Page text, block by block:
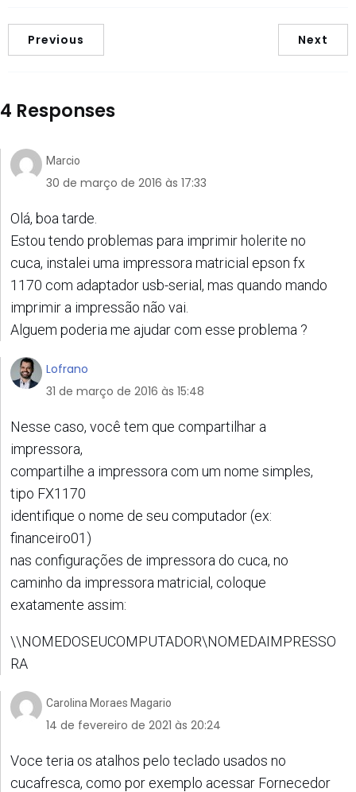
Previous Next
4 Responses
Marcio
30 de março de 2016 às 17:33
Olá, boa tarde.
Estou tendo problemas para imprimir holerite no
cuca, instalei uma impressora matricial epson fx
1170 com adaptador usb-serial, mas quando mando
imprimir a impressão não vai.
Alguem poderia me ajudar com esse problema ?
Lofrano
31 de março de 2016 às 15:48
Nesse caso, você tem que compartilhar a
impressora,
compartilhe a impressora com um nome simples,
tipo FX1170
identifique o nome de seu computador (ex:
financeiro01)
nas configurações de impressora do cuca, no
caminho da impressora matricial, coloque
exatamente assim:
\\NOMEDOSEUCOMPUTADOR\NOMEDAIMPRESSO
RA
Carolina Moraes Magario
14 de fevereiro de 2021 às 20:24
Voce teria os atalhos pelo teclado usados no
cucafresca, como por exemplo acessar Fornecedor